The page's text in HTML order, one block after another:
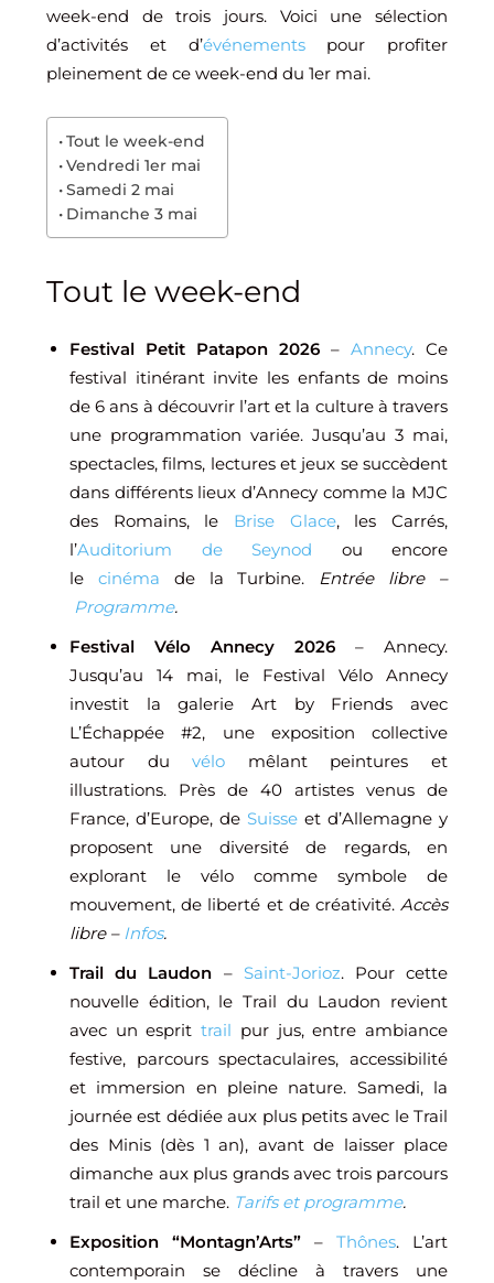
week-end de trois jours. Voici une sélection
d’activités et d’événementspour profiter
pleinement de ce week-end du 1er mai.
Tout le week-end
Vendredi 1er mai
Samedi 2 mai
Dimanche 3 mai
Tout le week-end
Festival Petit Patapon 2026 – Annecy. Ce
festival itinérant invite les enfants de moins
de 6 ans à découvrir l’art et la culture à travers
une programmation variée. Jusqu’au 3 mai,
spectacles, films, lectures et jeux se succèdent
dans différents lieux d’Annecy comme la MJC
des Romains, le Brise Glace, les Carrés,
l’Auditorium de Seynod ou encore
le cinéma de la Turbine. Entrée libre –
Programme.
Festival Vélo Annecy 2026 – Annecy.
Jusqu’au 14 mai, le Festival Vélo Annecy
investit la galerie Art by Friends avec
L’Échappée #2, une exposition collective
autour duvélo mêlant peintures et
illustrations. Près de 40 artistes venus de
France, d’Europe, de Suisse et d’Allemagne y
proposent une diversité de regards, en
explorant le vélo comme symbole de
mouvement, de liberté et de créativité. Accès
libre – Infos.
Trail du Laudon – Saint-Jorioz. Pour cette
nouvelle édition, le Trail du Laudon revient
avec un esprittrail pur jus, entre ambiance
festive, parcours spectaculaires, accessibilité
et immersion en pleine nature. Samedi, la
journée est dédiée aux plus petits avec le Trail
des Minis (dès 1 an), avant de laisser place
dimanche aux plus grands avec trois parcours
trail et une marche. Tarifs et programme.
Exposition “Montagn’Arts” – Thônes. L’art
contemporain se décline à travers une